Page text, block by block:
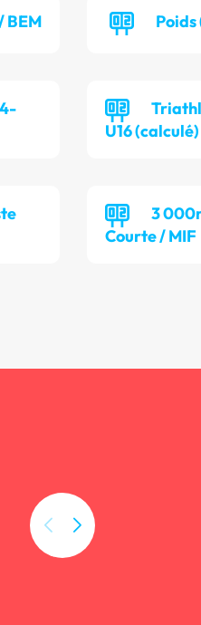
BEM Poids
U16
3
Courte / MIF